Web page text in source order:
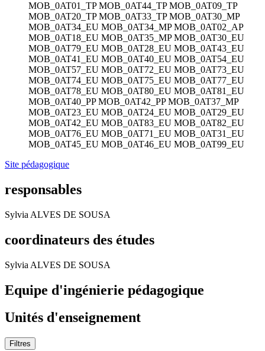
MOB_0AT01_TP MOB_0AT44_TP MOB_0AT09_TP
MOB_0AT20_TP MOB_0AT33_TP MOB_0AT30_MP
MOB_0AT34_EU MOB_0AT34_MP MOB_0AT02_AP
MOB_0AT18_EU MOB_0AT35_MP MOB_0AT30_EU
MOB_0AT79_EU MOB_0AT28_EU MOB_0AT43_EU
MOB_0AT41_EU MOB_0AT40_EU MOB_0AT54_EU
MOB_0AT57_EU MOB_0AT72_EU MOB_0AT73_EU
MOB_0AT74_EU MOB_0AT75_EU MOB_0AT77_EU
MOB_0AT78_EU MOB_0AT80_EU MOB_0AT81_EU
MOB_0AT40_PP MOB_0AT42_PP MOB_0AT37_MP
MOB_0AT23_EU MOB_0AT24_EU MOB_0AT29_EU
MOB_0AT42_EU MOB_0AT83_EU MOB_0AT82_EU
MOB_0AT76_EU MOB_0AT71_EU MOB_0AT31_EU
MOB_0AT45_EU MOB_0AT46_EU MOB_0AT99_EU
Site pédagogique
responsables
Sylvia ALVES DE SOUSA
coordinateurs des études
Sylvia ALVES DE SOUSA
Equipe d'ingénierie pédagogique
Unités d'enseignement
Filtres